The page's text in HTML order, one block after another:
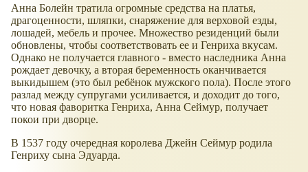
Анна Болейн тратила огромные средства на платья,
драгоценности, шляпки, снаряжение для верховой езды,
лошадей, мебель и прочее. Множество резиденций были
обновлены, чтобы соответствовать ее и Генриха вкусам.
Однако не получается главного - вместо наследника Анна
рождает девочку, а вторая беременность оканчивается
выкидышем (это был ребёнок мужского пола). После этого
разлад между супругами усиливается, и доходит до того,
что новая фаворитка Генриха, Анна Сеймур, получает
покои при дворце.
В 1537 году очередная королева Джейн Сеймур родила
Генриху сына Эдуарда.